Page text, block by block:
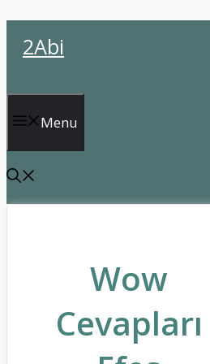
atla2Abi
Menu
Wow
Cevapları